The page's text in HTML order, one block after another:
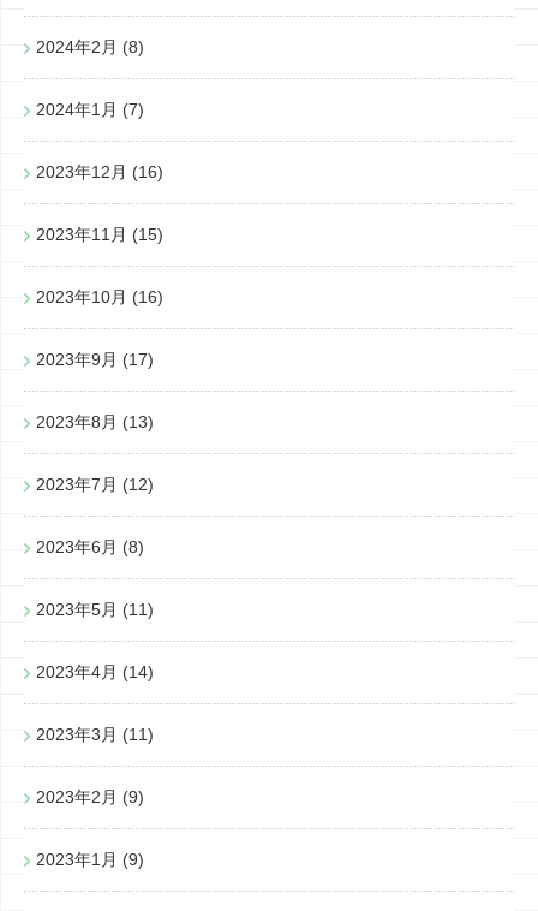
2024年2月 (8)
2024年1月 (7)
2023年12月 (16)
2023年11月 (15)
2023年10月 (16)
2023年9月 (17)
2023年8月 (13)
2023年7月 (12)
2023年6月 (8)
2023年5月 (11)
2023年4月 (14)
2023年3月 (11)
2023年2月 (9)
2023年1月 (9)